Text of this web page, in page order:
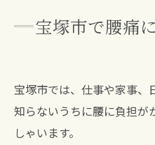
宝塚市で腰痛
宝塚市では、仕事や家事、
知らないうちに腰に負担が
しゃいます。